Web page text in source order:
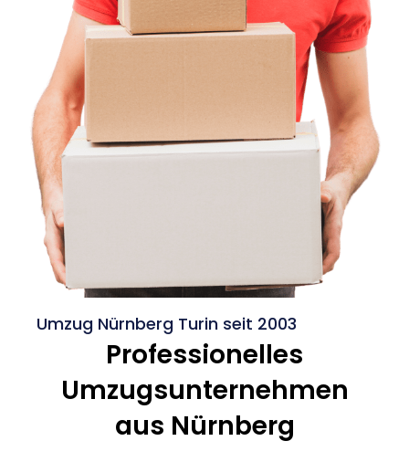
Umzug Nürnberg Turin seit 2003
Professionelles
Umzugsunternehmen
aus Nürnberg